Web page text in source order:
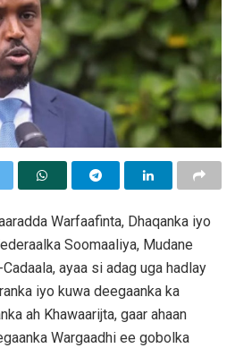
Warfaafinta, Dhaqanka iyo
Soomaaliya, Mudane
ayaa si adag uga hadlay
iyo kuwa deegaanka ka
ah Khawaarijta, gaar ahaan
Wargaadhi ee gobolka